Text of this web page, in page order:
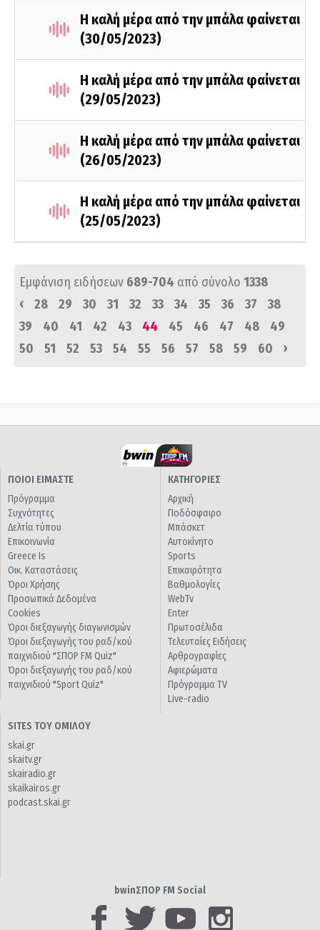
Η καλή μέρα από την μπάλα φαίνεται
(30/05/2023)
Η καλή μέρα από την μπάλα φαίνεται
(29/05/2023)
Η καλή μέρα από την μπάλα φαίνεται
(26/05/2023)
Η καλή μέρα από την μπάλα φαίνεται
(25/05/2023)
Εμφάνιση ειδήσεων 689-704 από σύνολο 1338
‹
28 29 30 31 32 33 34 35 36 37
38
39
40 41 42 43 44 45 46 47 48
49
50
51 52 53 54 55 56 57 58 59 60 ›
ΠΟΙΟΙ ΕΙΜΑΣΤΕ
Πρόγραμμα
Συχνότητες
Δελτία τύπου
Επικοινωνία
Greece Is
Οικ. Καταστάσεις
Όροι Χρήσης
Προσωπικά Δεδομένα
Cookies
Όροι διεξαγωγής διαγωνισμών
Όροι διεξαγωγής του ραδ/κού
παιχνιδιού "ΣΠΟΡ FM Quiz"
Όροι διεξαγωγής του ραδ/κού
παιχνιδιού "Sport Quiz"
ΚΑΤΗΓΟΡΙΕΣ
Αρχική
Ποδόσφαιρο
Μπάσκετ
Αυτοκίνητο
Sports
Επικαιρότητα
Βαθμολογίες
WebTv
Enter
Πρωτοσέλιδα
Τελευταίες Ειδήσεις
Αρθρογραφίες
Αφιερώματα
Πρόγραμμα TV
Live-radio
SITES ΤΟΥ ΟΜΙΛΟΥ
skai.gr
skaitv.gr
skairadio.gr
skaikairos.gr
podcast.skai.gr
bwinΣΠΟΡ FM Social